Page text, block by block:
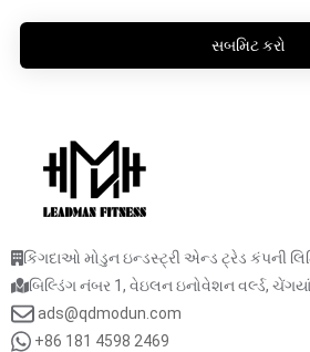
સબમિટ કરો
કિંગદાઓ મોડુન ઇન્ડસ્ટ્રી એન્ડ ટ્રેડ કંપની
બિલ્ડિંગ નંબર 1, વેઇલન ઇનોવેશન વર્લ્ડ,
ads@qdmodun.com
+86 181 4598 2469